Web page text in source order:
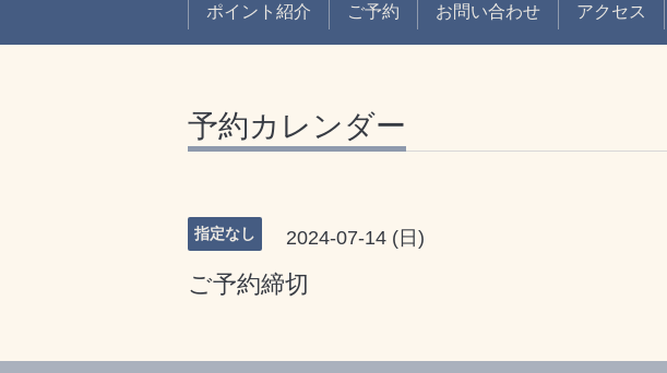
ポイント紹介 ご予約 お問い合わせ アクセス
予約カレンダー
指定なし 2024-07-14 (日)
ご予約締切